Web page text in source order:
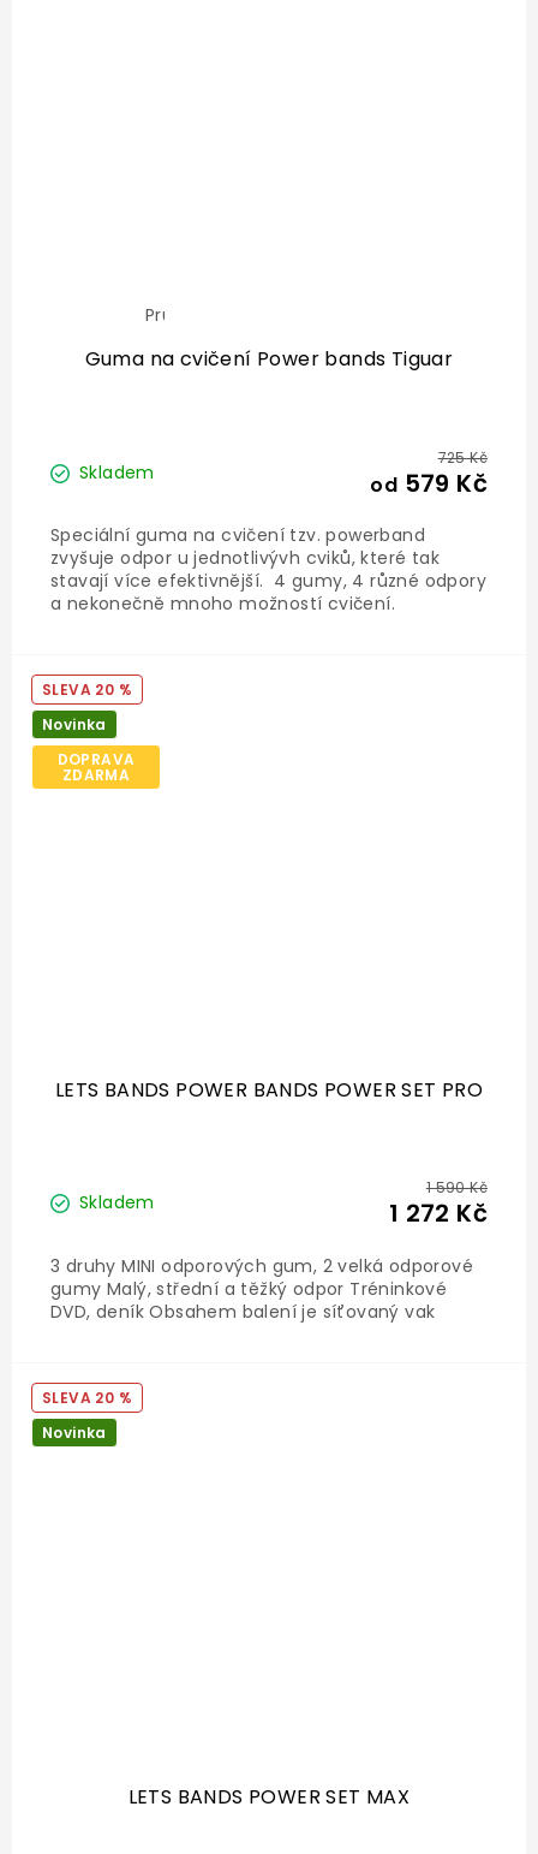
Průměrné
produktu
je
Guma na cvičení Power bands Tiguar
Skladem
725 Kč
od 579 Kč
Speciální guma na cvičení tzv. powerband
zvyšuje odpor u jednotlivývh cviků, které tak
stavají více efektivnější. 4 gumy, 4 různé odpory
a nekonečně mnoho možností cvičení.
20 %
Novinka
DOPRAVA
ZDARMA
LETS BANDS POWER BANDS POWER SET PRO
Skladem
1 590 Kč
1 272 Kč
3 druhy MINI odporových gum, 2 velká odporové
gumy Malý, střední a těžký odpor Tréninkové
DVD, deník Obsahem balení je síťovaný vak
20 %
Novinka
LETS BANDS POWER SET MAX